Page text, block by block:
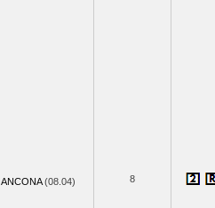
ANCONA(08.04) 8